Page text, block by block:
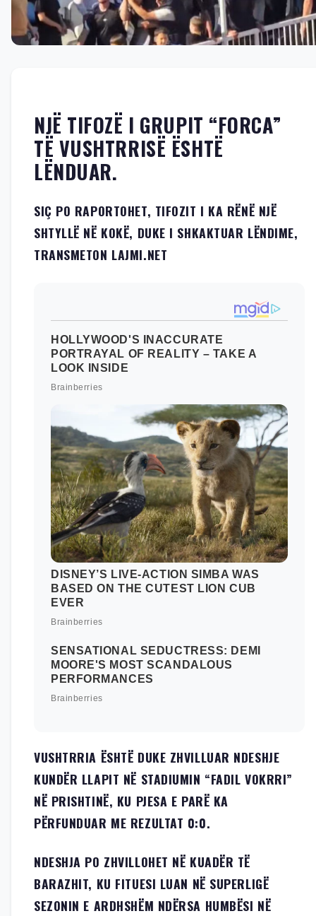
NJË TIFOZË I GRUPIT “FORCA”
TË VUSHTRRISË ËSHTË
LËNDUAR.
SIÇ PO RAPORTOHET, TIFOZIT I KA RËNË NJË
SHTYLLË NË KOKË, DUKE I SHKAKTUAR LËNDIME,
TRANSMETON LAJMI.NET
VUSHTRRIA ËSHTË DUKE ZHVILLUAR NDESHJE
KUNDËR LLAPIT NË STADIUMIN “FADIL VOKRRI”
NË PRISHTINË, KU PJESA E PARË KA
PËRFUNDUAR ME REZULTAT 0:0.
NDESHJA PO ZHVILLOHET NË KUADËR TË
BARAZHIT, KU FITUESI LUAN NË SUPERLIGË
SEZONIN E ARDHSHËM NDËRSA HUMBËSI NË